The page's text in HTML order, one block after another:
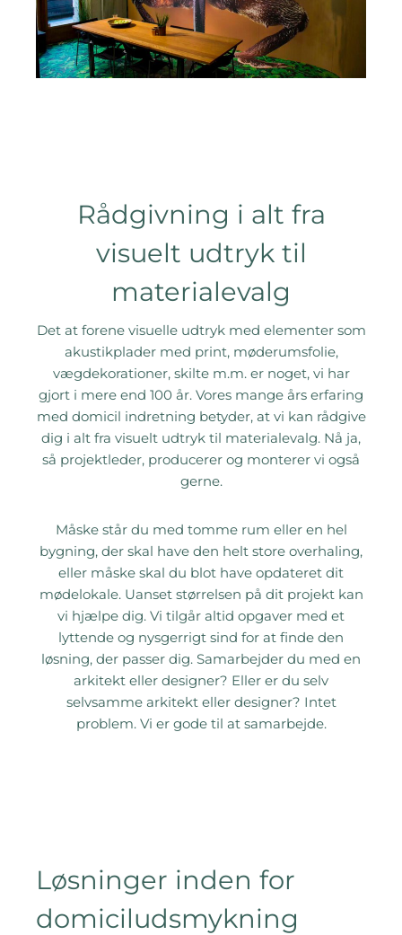
Rådgivning i alt fra
visuelt udtryk til
materialevalg
Det at forene visuelle udtryk med elementer som
akustikplader med print, møderumsfolie,
vægdekorationer, skilte m.m. er noget, vi har
gjort i mere end 100 år. Vores mange års erfaring
med domicil indretning betyder, at vi kan rådgive
dig i alt fra visuelt udtryk til materialevalg. Nå ja,
så projektleder, producerer og monterer vi også
gerne.
Måske står du med tomme rum eller en hel
bygning, der skal have den helt store overhaling,
eller måske skal du blot have opdateret dit
mødelokale. Uanset størrelsen på dit projekt kan
vi hjælpe dig. Vi tilgår altid opgaver med et
lyttende og nysgerrigt sind for at finde den
løsning, der passer dig. Samarbejder du med en
arkitekt eller designer? Eller er du selv
selvsamme arkitekt eller designer? Intet
problem. Vi er gode til at samarbejde.
Løsninger inden for
domiciludsmykning